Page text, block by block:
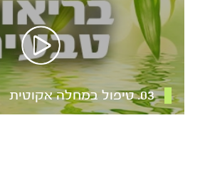
03. טיפול במחלה אקוטית